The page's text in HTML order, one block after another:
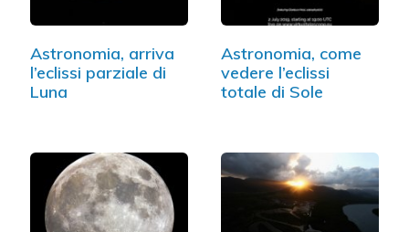
Astronomia, arriva
l’eclissi parziale di
Luna
Astronomia, come
vedere l’eclissi
totale di Sole